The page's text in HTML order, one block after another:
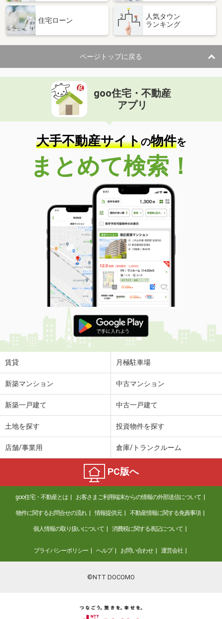
住宅ローン
人気タウン
ランキング
ページトップに戻る
goo住宅・不動産
アプリ
大手不動産サイトの物件を
まとめて検索！
賃貸 月極駐車場
新築マンション 中古マンション
新築一戸建て 中古一戸建て
土地を探す 投資物件を探す
店舗/事業用 倉庫/トランクルーム
PC版へ
goo住宅・不動産とは お客さまご利用端末からの情報の外部送信について
物件に関するお問合せの流れ 情報提供元 不動産情報に関する免責事項
個人情報の取り扱いについて 消費税に関する表記について
プライバシーポリシー ヘルプ お問い合わせ 運営会社
©NTT DOCOMO